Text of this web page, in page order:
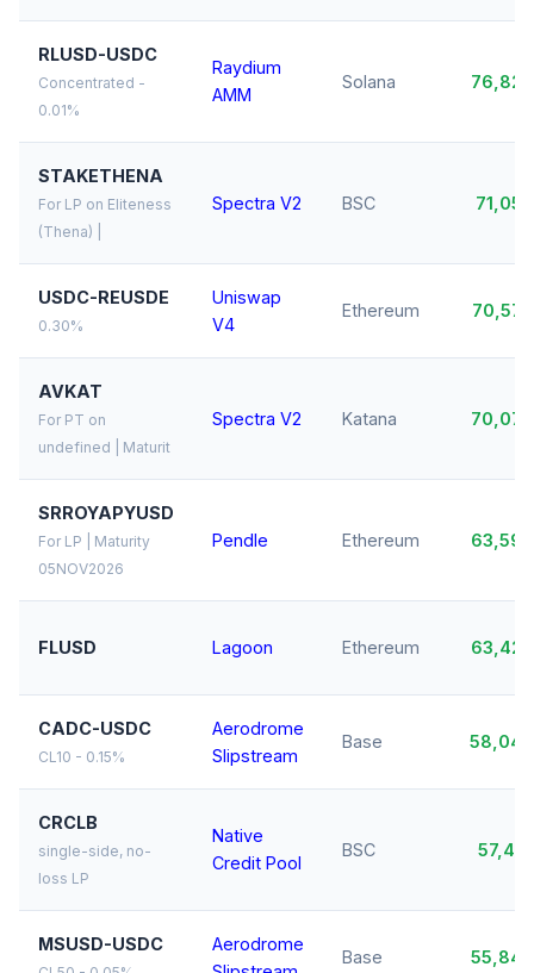
RLUSD-USDC
Concentrated -
0.01%
Raydium
AMM
Solana
STAKETHENA
For LP on Eliteness
(Thena) |
Spectra V2 BSC
USDC-REUSDE
0.30%
Uniswap
V4
Ethereum
AVKAT
For PT on
undefined | Maturit
Spectra V2 Katana
SRROYAPYUSD
For LP | Maturity
05NOV2026
Pendle Ethereum
FLUSD Lagoon Ethereum
CADC-USDC
CL10 - 0.15%
Aerodrome
Slipstream
Base
CRCLB
single-side, no-
loss LP
Native
Credit Pool
BSC
MSUSD-USDC
Aerodrome
Base